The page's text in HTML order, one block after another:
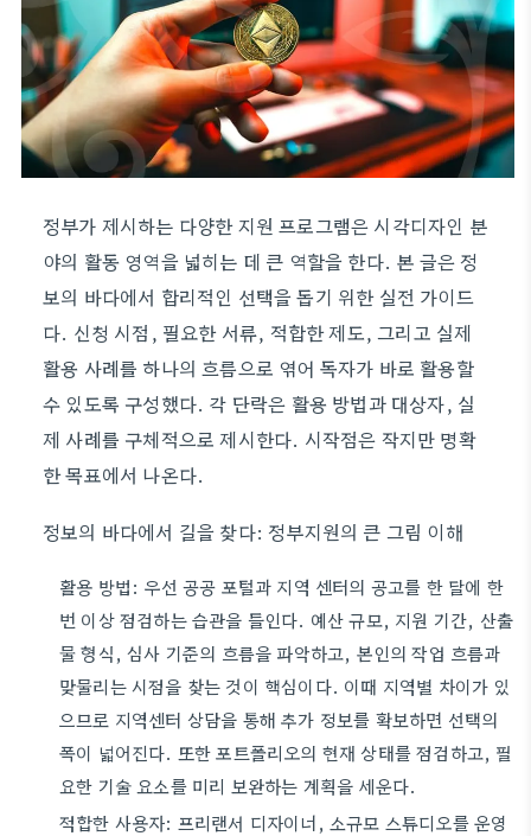
정부가 제시하는 다양한 지원 프로그램은 시각디자인 분
야의 활동 영역을 넓히는 데 큰 역할을 한다. 본 글은 정
보의 바다에서 합리적인 선택을 돕기 위한 실전 가이드
다. 신청 시점, 필요한 서류, 적합한 제도, 그리고 실제
활용 사례를 하나의 흐름으로 엮어 독자가 바로 활용할
수 있도록 구성했다. 각 단락은 활용 방법과 대상자, 실
제 사례를 구체적으로 제시한다. 시작점은 작지만 명확
한 목표에서 나온다.
정보의 바다에서 길을 찾다: 정부지원의 큰 그림 이해
활용 방법: 우선 공공 포털과 지역 센터의 공고를 한 달에 한
번 이상 점검하는 습관을 들인다. 예산 규모, 지원 기간, 산출
물 형식, 심사 기준의 흐름을 파악하고, 본인의 작업 흐름과
맞물리는 시점을 찾는 것이 핵심이다. 이때 지역별 차이가 있
으므로 지역센터 상담을 통해 추가 정보를 확보하면 선택의
폭이 넓어진다. 또한 포트폴리오의 현재 상태를 점검하고, 필
요한 기술 요소를 미리 보완하는 계획을 세운다.
적합한 사용자: 프리랜서 디자이너, 소규모 스튜디오를 운영